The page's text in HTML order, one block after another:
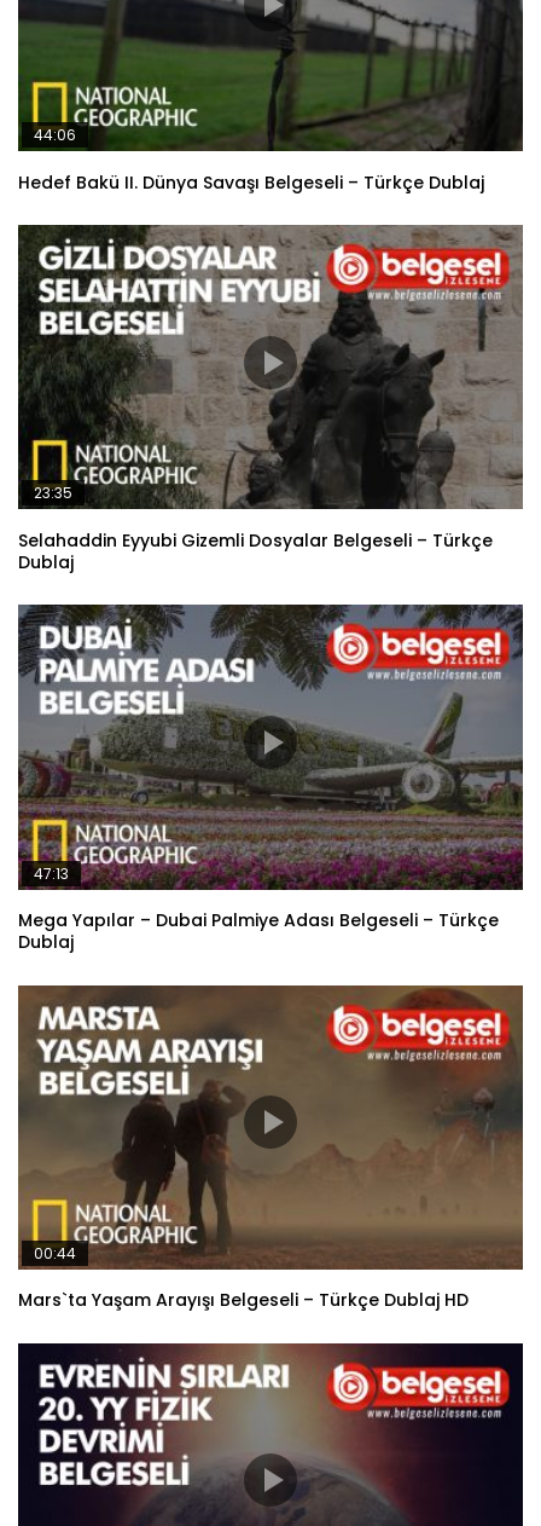
44:06
Hedef Bakü II. Dünya Savaşı Belgeseli – Türkçe Dublaj
23:35
Selahaddin Eyyubi Gizemli Dosyalar Belgeseli – Türkçe
Dublaj
47:13
Mega Yapılar – Dubai Palmiye Adası Belgeseli – Türkçe
Dublaj
00:44
Mars`ta Yaşam Arayışı Belgeseli – Türkçe Dublaj HD